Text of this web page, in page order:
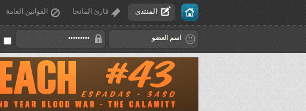
المنتدى قارئ المانجا القوانين العامة